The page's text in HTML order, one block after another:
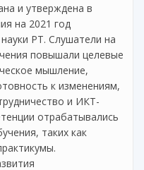
и утверждена в
на 2021 год
РТ. Слушатели на
повышали целевые
мышление,
к изменениям,
и ИКТ-
отрабатывались
таких как